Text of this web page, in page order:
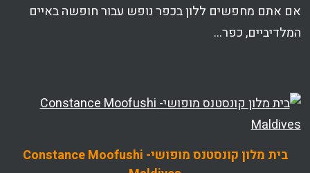
אם אתם מחפשים ללון בכפר נופש עבור חופשה באיים
המלדיביים, כפר…
בית מלון קונסטנס מופושי- Constance Moofushi